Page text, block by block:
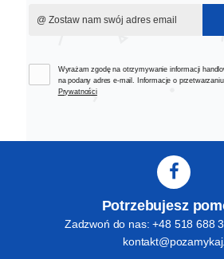
Wyrażam zgodę na otrzymywanie informacji
na podany adres e-mail. Informacje o
Prywatności
Potrzebujesz
Zadzwoń do nas: +48 518 688